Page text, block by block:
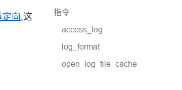
定向,这
指令
access_log
log_format
open_log_file_cache